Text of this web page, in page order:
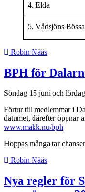
4. Elda
5. Vådsjöns Bössa
Robin Nääs
BPH för
Söndag 15 juni och
Förtur till medlemmar i
datumet, därefter öppnar
www.makk.nu/bph
Hoppas många tar
Robin Nääs
Nya regler för